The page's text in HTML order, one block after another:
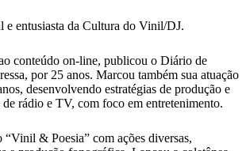
e entusiasta da Cultura do Vinil/DJ.
conteúdo on-line, publicou o Diário de
por 25 anos. Marcou também sua atuação
desenvolvendo estratégias de produção e
rádio e TV, com foco em entretenimento.
& Poesia” com ações diversas,